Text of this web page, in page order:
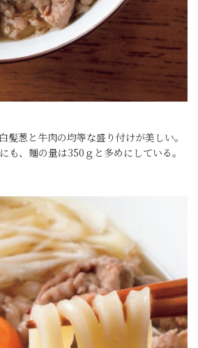
髪葱と牛肉の均等な盛り付けが美しい。
も、麺の量は350ｇと多めにしている。